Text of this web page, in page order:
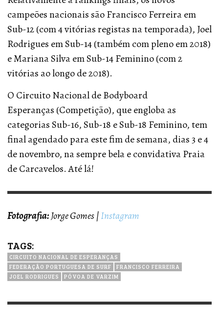
campeões nacionais são Francisco Ferreira em
Sub-12 (com 4 vitórias registas na temporada), Joel
Rodrigues em Sub-14 (também com pleno em 2018)
e Mariana Silva em Sub-14 Feminino (com 2
vitórias ao longo de 2018).
O Circuito Nacional de Bodyboard
Esperanças (Competição), que engloba as
categorias Sub-16, Sub-18 e Sub-18 Feminino, tem
final agendado para este fim de semana, dias 3 e 4
de novembro, na sempre bela e convidativa Praia
de Carcavelos. Até lá!
Fotografia:Jorge Gomes |Instagram
TAGS:
CIRCUITO NACIONAL DE ESPERANÇAS
FEDERAÇÃO PORTUGUESA DE SURF
FRANCISCO FERREIRA
JOEL RODRIGUES
PÓVOA DE VARZIM